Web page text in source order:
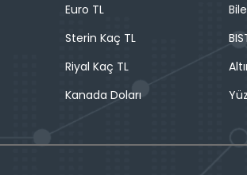
Euro TL
Sterin Kaç TL
Riyal Kaç TL
Kanada Doları